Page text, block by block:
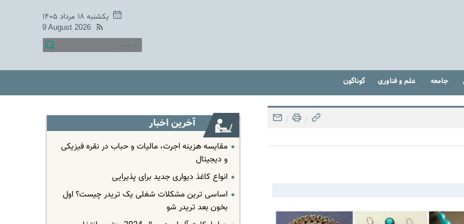
یکشنبه ۱۸ مرداد ۱۴۰۵
9 August 2026
جامعه علم و فناوری گوناگون
/
/ آخرین اخبار
مقایسه هزینه اجرت، مالیات و حباب در نقره فیزیکی
و دیجیتال
انواع کاغذ دیواری جدید برای پذیرایی
اساسی ترین مشکلات شغلی یک تریدر چیست؟ اول
بخون بعد تریدر شو